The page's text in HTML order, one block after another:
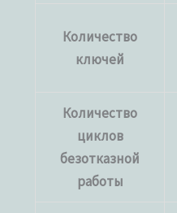
Количество
ключей
Количество
циклов
безотказной
работы